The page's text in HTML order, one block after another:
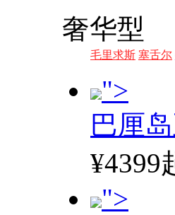
奢华型
毛里求斯 塞舌尔
">
巴厘
¥4399
">